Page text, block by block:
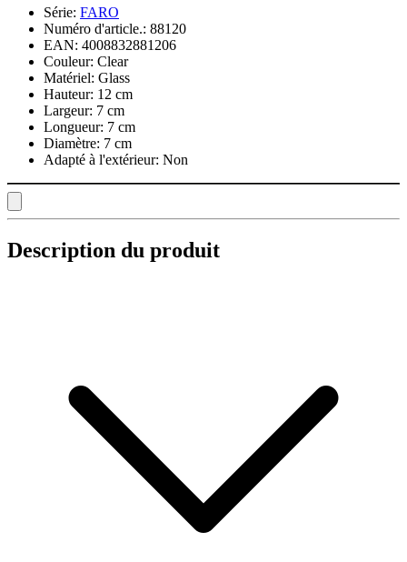
Série: FARO
Numéro d'article.: 88120
EAN: 4008832881206
Couleur: Clear
Matériel: Glass
Hauteur: 12 cm
Largeur: 7 cm
Longueur: 7 cm
Diamètre: 7 cm
Adapté à l'extérieur: Non
Description du produit